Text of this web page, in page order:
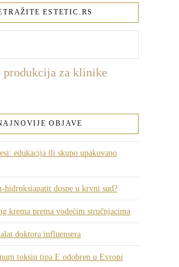
ESTETIC.RS
produkcija za klinike
OBJAVE
edukacija ili skupo upakovano
hidroksiapatit dospe u krvni sud?
krema prema vodećim stručnjacima
doktora influensera
toksin tipa E odobren u Evropi